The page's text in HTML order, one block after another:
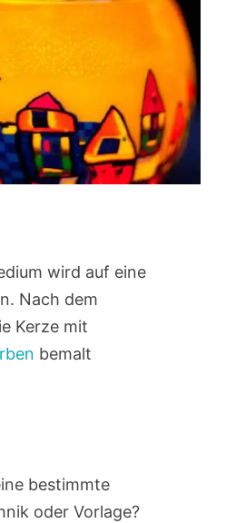
wird auf eine
Nach dem
Kerze mit
bemalt
bestimmte
oder Vorlage?